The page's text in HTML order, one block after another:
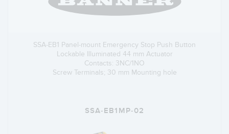
SSA-EB1 Panel-mount Emergency Stop Push Button
Lockable Illuminated 44 mm Actuator
Contacts: 3NC/1NO
Screw Terminals; 30 mm Mounting hole
SSA-EB1MP-02